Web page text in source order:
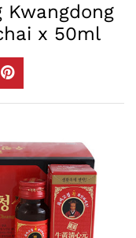
Kwangdong
x 50ml